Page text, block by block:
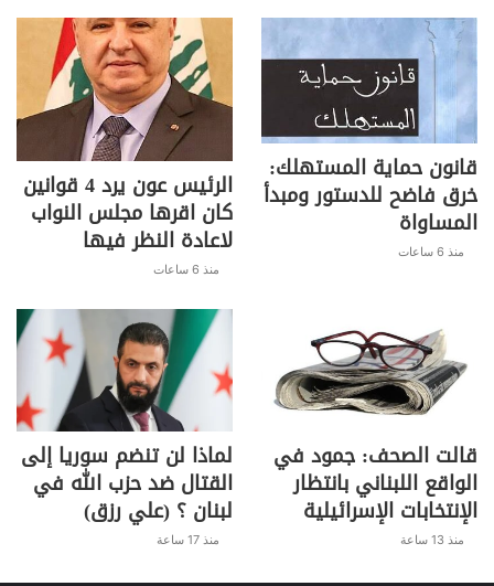
قانون حماية المستهلك:
خرق فاضح للدستور ومبدأ
المساواة
منذ 6 ساعات
الرئيس عون يرد 4 قوانين
كان اقرها مجلس النواب
لاعادة النظر فيها
منذ 6 ساعات
قالت الصحف: جمود في
الواقع اللبناني بانتظار
الإنتخابات الإسرائيلية
منذ 13 ساعة
لماذا لن تنضم سوريا إلى
القتال ضد حزب الله في
لبنان ؟ (علي رزق)
منذ 17 ساعة